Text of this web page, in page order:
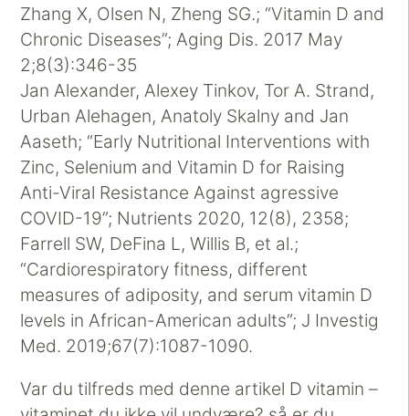
Zhang X, Olsen N, Zheng SG.; “Vitamin D and
Chronic Diseases”; Aging Dis. 2017 May
2;8(3):346-35
Jan Alexander, Alexey Tinkov, Tor A. Strand,
Urban Alehagen, Anatoly Skalny and Jan
Aaseth; “Early Nutritional Interventions with
Zinc, Selenium and Vitamin D for Raising
Anti-Viral Resistance Against agressive
COVID-19”; Nutrients 2020, 12(8), 2358;
Farrell SW, DeFina L, Willis B, et al.;
“Cardiorespiratory fitness, different
measures of adiposity, and serum vitamin D
levels in African-American adults”; J Investig
Med. 2019;67(7):1087-1090.
Var du tilfreds med denne artikel D vitamin –